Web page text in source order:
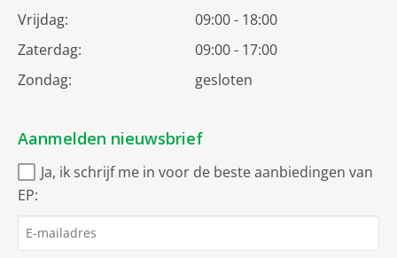
Vrijdag:
09:00 - 18:00
Zaterdag:
09:00 - 17:00
Zondag:
gesloten
Aanmelden nieuwsbrief
Ja, ik schrijf me in voor de beste aanbiedingen van
EP: